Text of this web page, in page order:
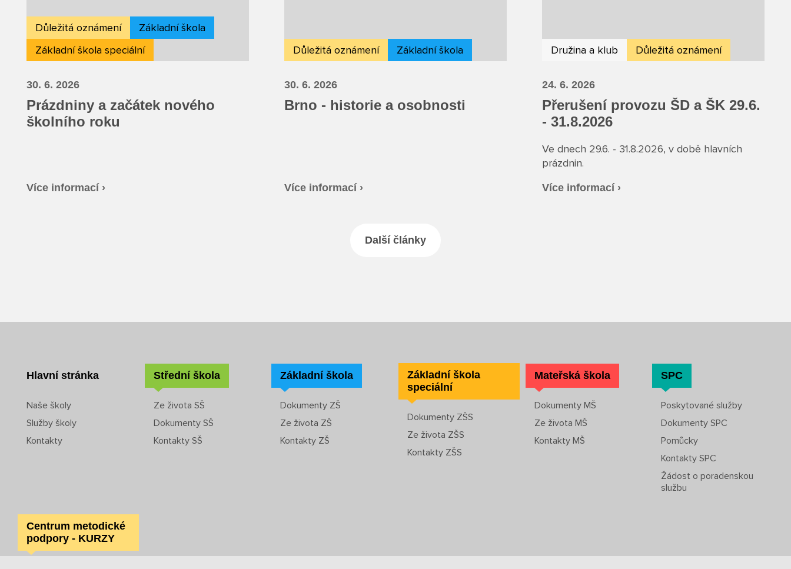
Důležitá oznámení
Základní škola
Základní škola speciální
30. 6. 2026
Prázdniny a začátek nového
školního roku
Více informací ›
Důležitá oznámení Základní škola
30. 6. 2026
Brno - historie a osobnosti
Více informací ›
Družina a klub Důležitá oznámení
24. 6. 2026
Přerušení provozu ŠD a ŠK 29.6.
- 31.8.2026
Ve dnech 29.6. - 31.8.2026, v době hlavních
prázdnin.
Více informací ›
Další články
Hlavní stránka
Naše školy
Služby školy
Kontakty
Střední škola
Ze života SŠ
Dokumenty SŠ
Kontakty SŠ
Základní škola
Dokumenty ZŠ
Ze života ZŠ
Kontakty ZŠ
Základní škola
speciální
Dokumenty ZŠS
Ze života ZŠS
Kontakty ZŠS
Mateřská škola
Dokumenty MŠ
Ze života MŠ
Kontakty MŠ
SPC
Poskytované služby
Dokumenty SPC
Pomůcky
Kontakty SPC
Žádost o poradenskou
službu
Centrum metodické
podpory - KURZY